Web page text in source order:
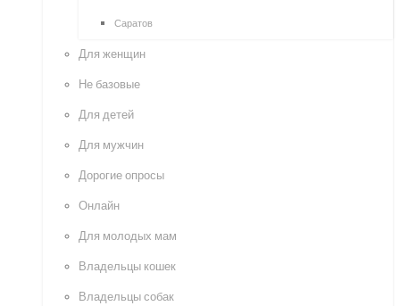
Саратов
Для женщин
Не базовые
Для детей
Для мужчин
Дорогие опросы
Онлайн
Для молодых мам
Владельцы кошек
Владельцы собак